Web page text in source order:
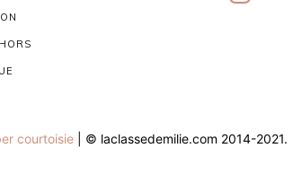
courtoisie| © laclassedemilie.com 2014-2021.